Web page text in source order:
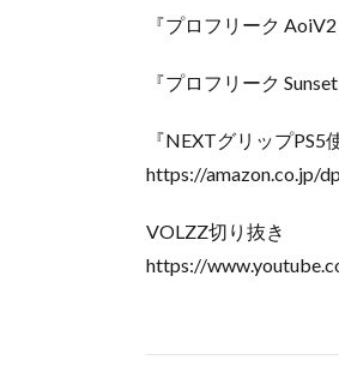
『プロフリーク
『プロフリーク
『NEXTグリップPS5
https://amazon.co.jp/
VOLZZ切り抜き
https://